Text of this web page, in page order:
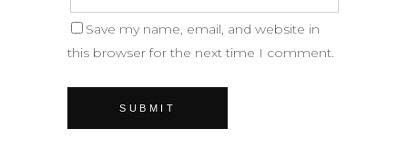
Save my name, email, and website in
this browser for the next time I comment.